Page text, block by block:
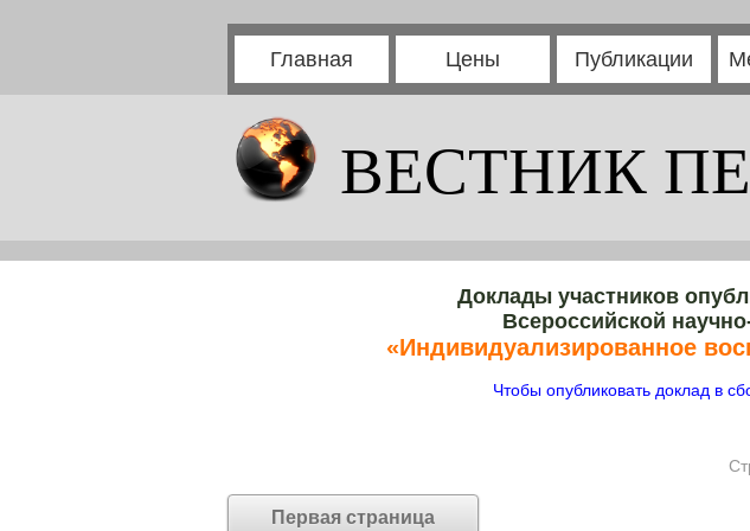
Главная Цены Публикации
ВЕСТНИК
Доклады участников
Всероссийской
«Индивидуализированное
Чтобы опубликовать доклад в
Первая страница